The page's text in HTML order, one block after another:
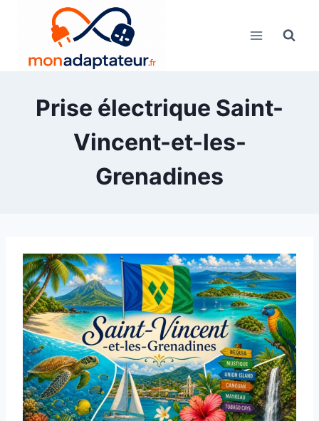
Prise électrique Saint-
Vincent-et-les-
Grenadines